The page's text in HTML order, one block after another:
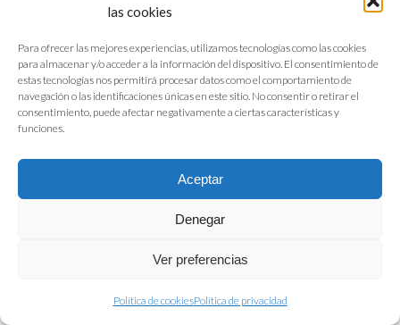
las cookies
Para ofrecer las mejores experiencias, utilizamos tecnologías como las cookies
para almacenar y/o acceder a la información del dispositivo. El consentimiento de
estas tecnologías nos permitirá procesar datos como el comportamiento de
navegación o las identificaciones únicas en este sitio. No consentir o retirar el
consentimiento, puede afectar negativamente a ciertas características y
funciones.
Aceptar
Denegar
Ver preferencias
Política de cookiesPolítica de privacidad
Obesidad y Sedentarismo en el s.XXI
DESCARGAR PDF